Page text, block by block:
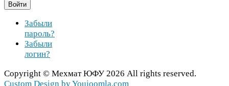
Войти
Забыли
пароль?
Забыли
логин?
Copy­right © МехматЮФУ 2026 All rights reserved.
Cus­tom Design by You​joomla​.com